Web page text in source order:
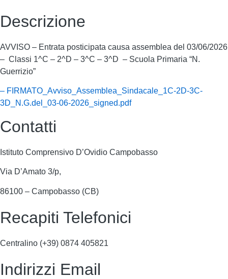
Descrizione
AVVISO – Entrata posticipata causa assemblea del 03/06/2026
– Classi 1^C – 2^D – 3^C – 3^D – Scuola Primaria “N.
Guerrizio”
– FIRMATO_Avviso_Assemblea_Sindacale_1C-2D-3C-
3D_N.G.del_03-06-2026_signed.pdf
Contatti
Istituto Comprensivo D’Ovidio Campobasso
Via D’Amato 3/p,
86100 – Campobasso (CB)
Recapiti Telefonici
Centralino (+39) 0874 405821
Indirizzi Email